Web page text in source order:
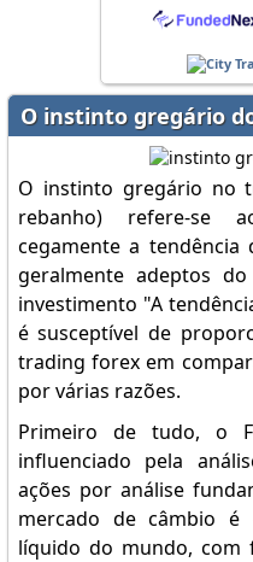
O instinto gregário
O instinto gregário no
rebanho) refere-se
cegamente a tendência
geralmente adeptos
investimento "A
é susceptível de
trading forex em
por várias razões.
Primeiro de tudo, o
influenciado pela
ações por análise
mercado de câmbio é
líquido do mundo, com